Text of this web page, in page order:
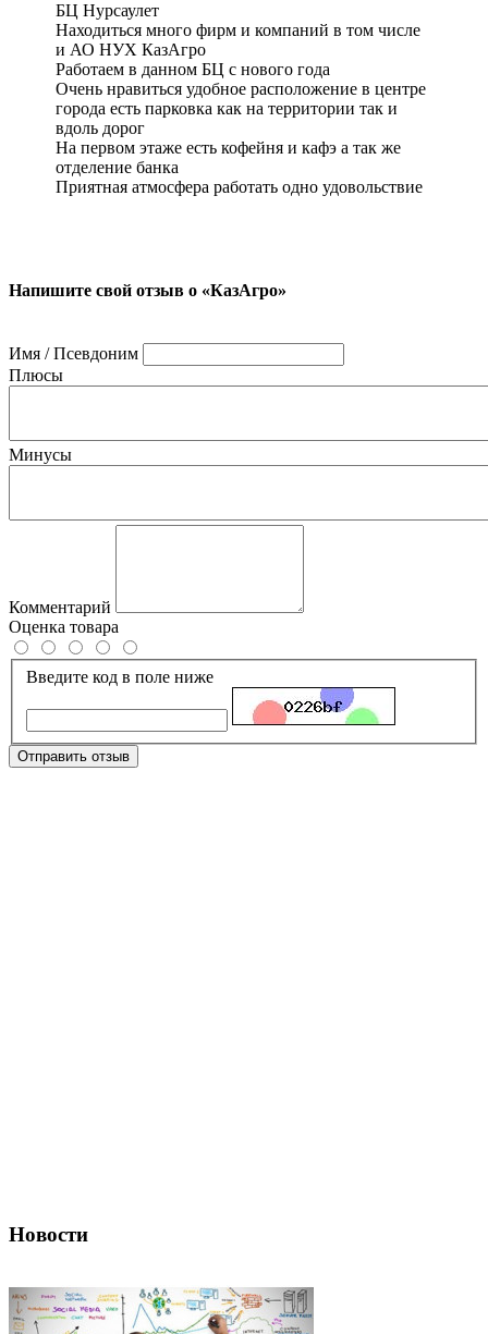
БЦ Нурсаулет
Находиться много фирм и компаний в том числе
и АО НУХ КазАгро
Работаем в данном БЦ с нового года
Очень нравиться удобное расположение в центре
города есть парковка как на территории так и
вдоль дорог
На первом этаже есть кофейня и кафэ а так же
отделение банка
Приятная атмосфера работать одно удовольствие
Напишите свой отзыв о «КазАгро»
Имя / Псевдоним
Плюсы
Минусы
Комментарий
Оценка товара
Введите код в поле ниже
Отправить отзыв
Новости